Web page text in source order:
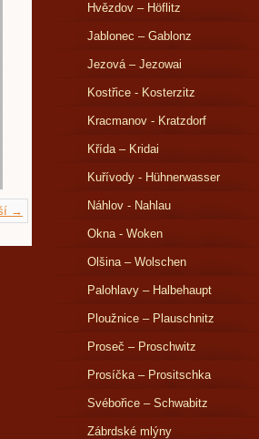
→
Hvězdov – Höflitz
Jablonec – Gablonz
Jezová – Jezowai
Kostřice - Kosterzitz
Kracmanov - Kratzdorf
Křída – Kridai
Kuřívody - Hühnerwasser
Náhlov - Nahlau
Okna - Woken
Olšina – Wolschen
Palohlavy – Halbehaupt
Ploužnice – Plauschnitz
Proseč – Proschwitz
Prosíčka – Prositschka
Svébořice – Schwabitz
Zábrdské mlýny